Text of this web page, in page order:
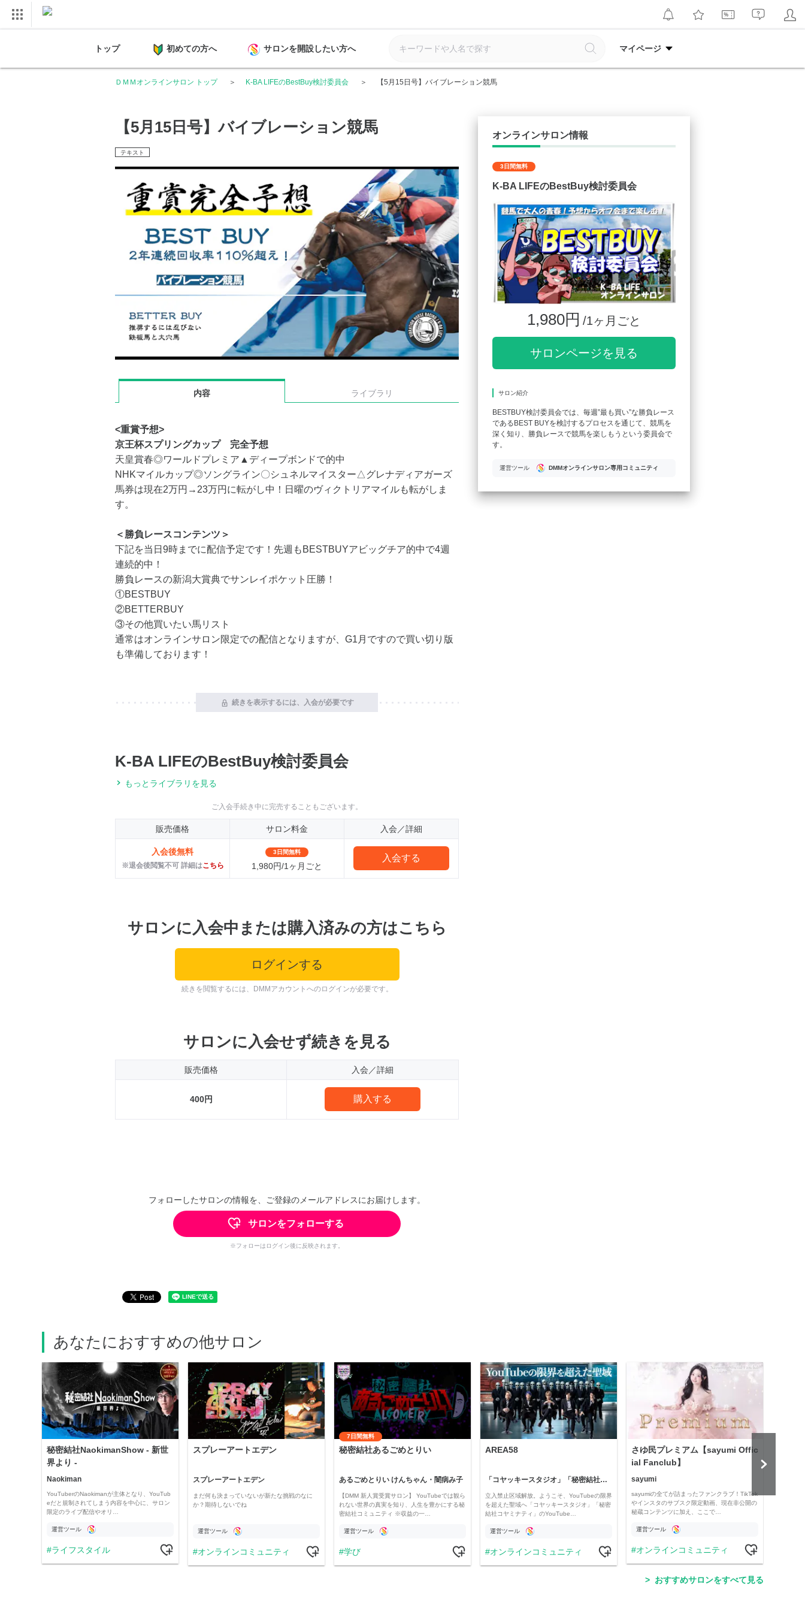
トップ 初めての方へ サロンを開設したい方へ マイページ
ＤＭＭオンラインサロン トップ K-BA LIFEのBestBuy検討委員会 【5月15日号】バイブレーション競馬
【5月15日号】バイブレーション競馬
テキスト
内容 ライブラリ
<重賞予想>
京王杯スプリングカップ 完全予想
天皇賞春◎ワールドプレミア▲ディープボンドで的中
NHKマイルカップ◎ソングライン〇シュネルマイスター△グレナディアガーズ
馬券は現在2万円→23万円に転がし中！日曜のヴィクトリアマイルも転がしま
す。
＜勝負レースコンテンツ＞
下記を当日9時までに配信予定です！先週もBESTBUYアビッグチア的中で4週
連続的中！
勝負レースの新潟大賞典でサンレイポケット圧勝！
①BESTBUY
②BETTERBUY
③その他買いたい馬リスト
通常はオンラインサロン限定での配信となりますが、G1月ですので買い切り版
も準備しております！
続きを表示するには、入会が必要です
K-BA LIFEのBestBuy検討委員会
もっとライブラリを見る
ご入会手続き中に完売することもございます。
販売価格 サロン料金 入会／詳細
入会後無料
※退会後閲覧不可 詳細はこちら
3日間無料
1,980円/1ヶ月ごと
入会する
サロンに入会中または購入済みの方はこちら
ログインする
続きを閲覧するには、DMMアカウントへのログインが必要です。
サロンに入会せず続きを見る
販売価格 入会／詳細
400円 購入する
フォローしたサロンの情報を、ご登録のメールアドレスにお届けします。
サロンをフォローする
※フォローはログイン後に反映されます。
オンラインサロン情報
3日間無料
K-BA LIFEのBestBuy検討委員会
1,980円 /1ヶ月ごと
サロンページを見る
サロン紹介
BESTBUY検討委員会では、毎週”最も買い”な勝負レース
であるBEST BUYを検討するプロセスを通じて、競馬を
深く知り、勝負レースで競馬を楽しもうという委員会で
す。
運営ツール DMMオンラインサロン専用コミュニティ
あなたにおすすめの他サロン
秘密結社NaokimanShow - 新世
界より -
Naokiman
YouTuberのNaokimanが主体となり、YouTub
eだと規制されてしまう内容を中心に、サロン
限定のライブ配信やオリ…
運営ツール
ライフスタイル
スプレーアートエデン
スプレーアートエデン
まだ何も決まっていないが新たな挑戦のなに
か？期待しないでね
運営ツール
オンラインコミュニティ
7日間無料
秘密結社あるごめとりい
あるごめとりい けんちゃん・闇病み子
【DMM 新人賞受賞サロン】 YouTubeでは観ら
れない世界の真実を知り、人生を豊かにする秘
密結社コミュニティ ※収益の一…
運営ツール
学び
AREA58
「コヤッキースタジオ」「秘密結社コヤミナティ」
立入禁止区域解放。ようこそ、YouTubeの限界
を超えた聖域へ「コヤッキースタジオ」「秘密
結社コヤミナティ」のYouTube…
運営ツール
オンラインコミュニティ
さゆ民プレミアム【sayumi Offic
ial Fanclub】
sayumi
sayumiの全てが詰まったファンクラブ！TikTok
やインスタのサブスク限定動画、現在非公開の
秘蔵コンテンツに加え、ここで…
運営ツール
オンラインコミュニティ
おすすめサロンをすべて見る